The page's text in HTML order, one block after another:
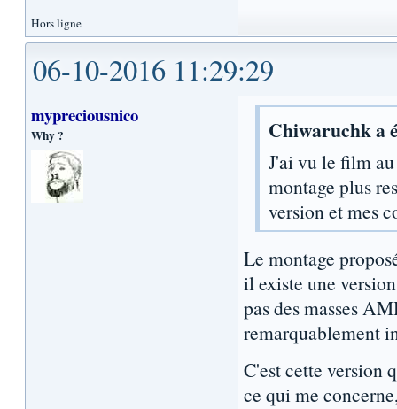
Hors ligne
06-10-2016 11:29:29
mypreciousnico
Why ? Chiwaruchk a
J'ai vu le film
montage plus
version et mes
Le montage
il existe une
pas des masses
remarquablement
C'est cette version
ce qui me